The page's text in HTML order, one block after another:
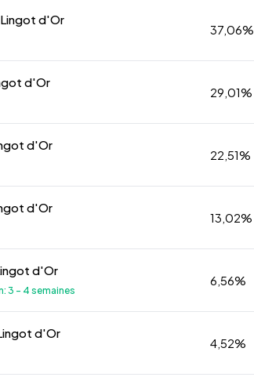
d'Or
37,06%
d'Or
29,01%
d'Or
22,51%
d'Or
13,02%
d'Or
3 - 4 semaines
6,56%
d'Or
4,52%